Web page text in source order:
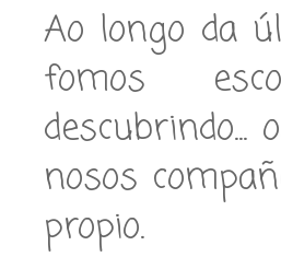
Ao longo da
fomos
nosos
propio.